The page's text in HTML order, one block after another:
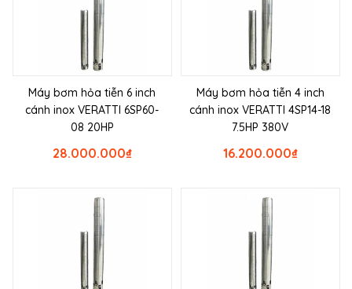
Máy bơm hỏa tiễn 6 inch
cánh inox VERATTI 6SP60-
08 20HP
₫
28.000.000
Máy bơm hỏa tiễn 4 inch
cánh inox VERATTI 4SP14-18
7.5HP 380V
₫
16.200.000